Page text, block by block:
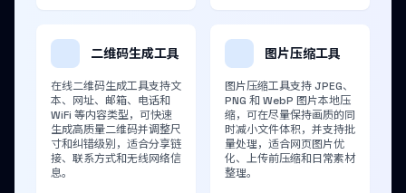
二维码生成工具
在线二维码生成工具支持文
本、网址、邮箱、电话和
WiFi 等内容类型，可快速
生成高质量二维码并调整尺
寸和纠错级别，适合分享链
接、联系方式和无线网络信
息。
图片压缩工具
图片压缩工具支持 JPEG、
PNG 和 WebP 图片本地压
缩，可在尽量保持画质的同
时减小文件体积，并支持批
量处理，适合网页图片优
化、上传前压缩和日常素材
整理。